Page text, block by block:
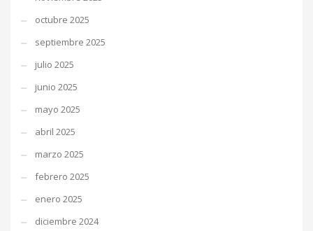
octubre 2025
septiembre 2025
julio 2025
junio 2025
mayo 2025
abril 2025
marzo 2025
febrero 2025
enero 2025
diciembre 2024